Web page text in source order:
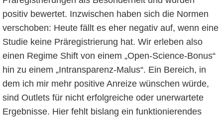
positiv bewertet. Inzwischen haben sich die Normen
verschoben: Heute fällt es eher negativ auf, wenn eine
Studie keine Präregistrierung hat. Wir erleben also
einen Regime Shift von einem „Open-Science-Bonus“
hin zu einem „Intransparenz-Malus“. Ein Bereich, in
dem ich mir mehr positive Anreize wünschen würde,
sind Outlets für nicht erfolgreiche oder unerwartete
Ergebnisse. Hier fehlt bislang ein funktionierendes